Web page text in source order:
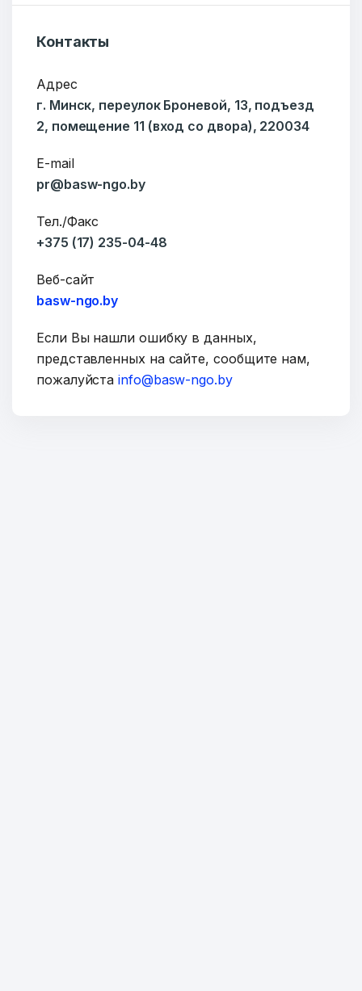
Контакты
Адрес
г. Минск, переулок Броневой, 13, подъезд
2, помещение 11 (вход со двора), 220034
E-mail
pr@basw-ngo.by
Тел./Факс
+375 (17) 235-04-48
Веб-сайт
basw-ngo.by
Если Вы нашли ошибку в данных,
представленных на сайте, сообщите нам,
пожалуйстаinfo@basw-ngo.by